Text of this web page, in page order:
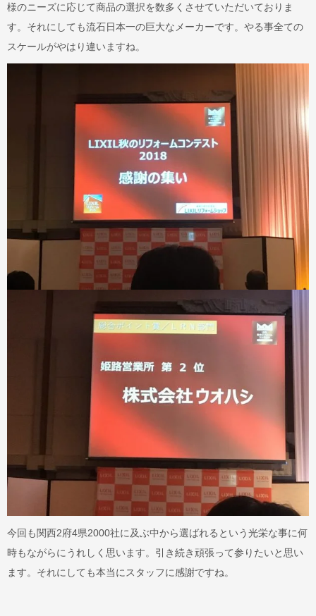
様のニーズに応じて商品の選択を数多くさせていただいておりま
す。それにしても流石日本一の巨大なメーカーです。やる事全ての
スケールがやはり違いますね。
今回も関西2府4県2000社に及ぶ中から選ばれるという光栄な事に何
時もながらにうれしく思います。引き続き頑張って参りたいと思い
ます。それにしても本当にスタッフに感謝ですね。